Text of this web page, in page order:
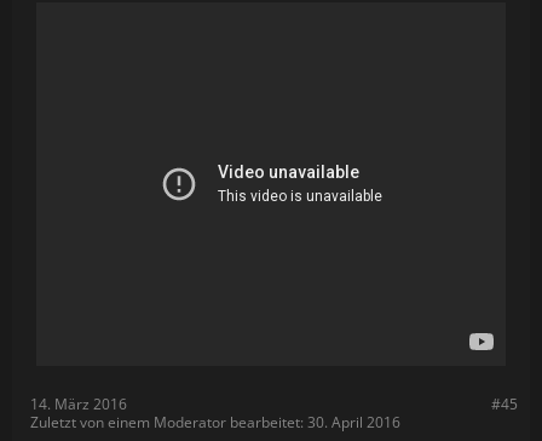
#45
14. März 2016
Zuletzt von einem Moderator bearbeitet: 30. April 2016